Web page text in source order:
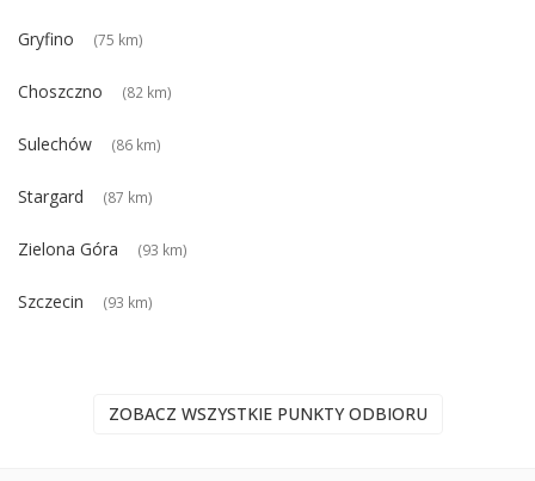
Gryfino (75 km)
Choszczno (82 km)
Sulechów (86 km)
Stargard (87 km)
Zielona Góra (93 km)
Szczecin (93 km)
ZOBACZ WSZYSTKIE PUNKTY ODBIORU